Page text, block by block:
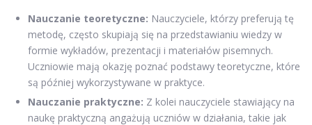
Nauczanie teoretyczne: Nauczyciele, którzy preferują tę
metodę, często skupiają się na przedstawianiu wiedzy w
formie wykładów, prezentacji i materiałów pisemnych.
Uczniowie mają okazję poznać podstawy teoretyczne, które
są później wykorzystywane w praktyce.
Nauczanie praktyczne: Z kolei nauczyciele stawiający na
naukę praktyczną angażują uczniów w działania, takie jak